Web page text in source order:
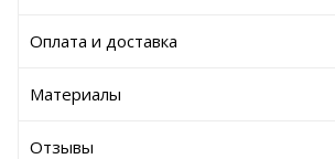
Оплата и доставка
Материалы
Отзывы